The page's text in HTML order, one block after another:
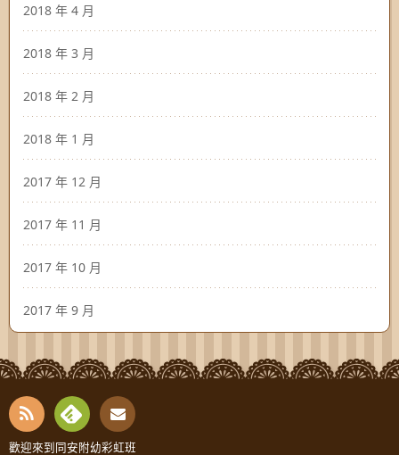
2018 年 4 月
2018 年 3 月
2018 年 2 月
2018 年 1 月
2017 年 12 月
2017 年 11 月
2017 年 10 月
2017 年 9 月
RSS Fee Cont
歡迎來到同安附幼彩虹班